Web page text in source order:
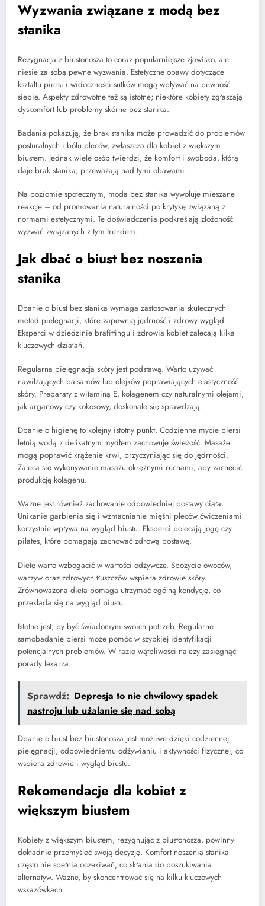
Wyzwania związane z modą bez
stanika
Rezygnacja z biustonosza to coraz popularniejsze zjawisko, ale
niesie za sobą pewne wyzwania. Estetyczne obawy dotyczące
kształtu piersi i widoczności sutków mogą wpływać na pewność
siebie. Aspekty zdrowotne też są istotne; niektóre kobiety zgłaszają
dyskomfort lub problemy skórne bez stanika.
Badania pokazują, że brak stanika może prowadzić do problemów
posturalnych i bólu pleców, zwłaszcza dla kobiet z większym
biustem. Jednak wiele osób twierdzi, że komfort i swoboda, którą
daje brak stanika, przeważają nad tymi obawami.
Na poziomie społecznym, moda bez stanika wywołuje mieszane
reakcje – od promowania naturalności po krytykę związaną z
normami estetycznymi. Te doświadczenia podkreślają złożoność
wyzwań związanych z tym trendem.
Jak dbać o biust bez noszenia
stanika
Dbanie o biust bez stanika wymaga zastosowania skutecznych
metod pielęgnacji, które zapewnią jędrność i zdrowy wygląd.
Eksperci w dziedzinie brafittingu i zdrowia kobiet zalecają kilka
kluczowych działań.
Regularna pielęgnacja skóry jest podstawą. Warto używać
nawilżających balsamów lub olejków poprawiających elastyczność
skóry. Preparaty z witaminą E, kolagenem czy naturalnymi olejami,
jak arganowy czy kokosowy, doskonale się sprawdzają.
Dbanie o higienę to kolejny istotny punkt. Codzienne mycie piersi
letnią wodą z delikatnym mydłem zachowuje świeżość. Masaże
mogą poprawić krążenie krwi, przyczyniając się do jędrności.
Zaleca się wykonywanie masażu okrężnymi ruchami, aby zachęcić
produkcję kolagenu.
Ważne jest również zachowanie odpowiedniej postawy ciała.
Unikanie garbienia się i wzmacnianie mięśni pleców ćwiczeniami
korzystnie wpływa na wygląd biustu. Eksperci polecają jogę czy
pilates, które pomagają zachować zdrową postawę.
Dietę warto wzbogacić w wartości odżywcze. Spożycie owoców,
warzyw oraz zdrowych tłuszczów wspiera zdrowie skóry.
Zrównoważona dieta pomaga utrzymać ogólną kondycję, co
przekłada się na wygląd biustu.
Istotne jest, by być świadomym swoich potrzeb. Regularne
samobadanie piersi może pomóc w szybkiej identyfikacji
potencjalnych problemów. W razie wątpliwości należy zasięgnąć
porady lekarza.
Sprawdź: Depresja to nie chwilowy spadek
nastroju lub użalanie się nad sobą
Dbanie o biust bez biustonosza jest możliwe dzięki codziennej
pielęgnacji, odpowiedniemu odżywianiu i aktywności fizycznej, co
wspiera zdrowie i wygląd biustu.
Rekomendacje dla kobiet z
większym biustem
Kobiety z większym biustem, rezygnując z biustonosza, powinny
dokładnie przemyśleć swoją decyzję. Komfort noszenia stanika
często nie spełnia oczekiwań, co skłania do poszukiwania
alternatyw. Ważne, by skoncentrować się na kilku kluczowych
wskazówkach.